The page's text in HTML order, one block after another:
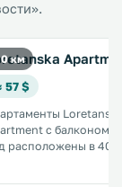
0 км
57 $
с балконом
расположены в 400